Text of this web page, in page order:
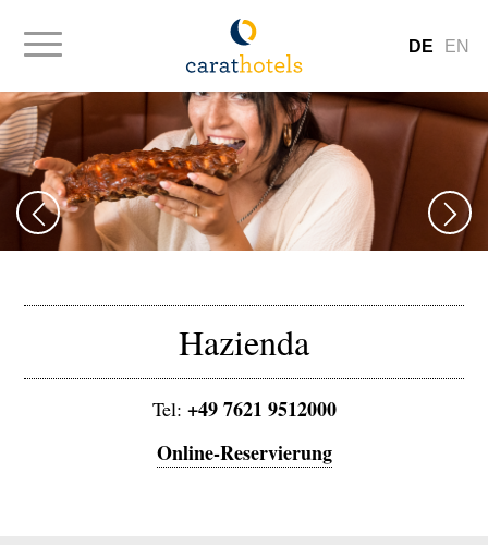
DE EN
Hazienda
Tel: +49 7621 9512000
Online-Reservierung